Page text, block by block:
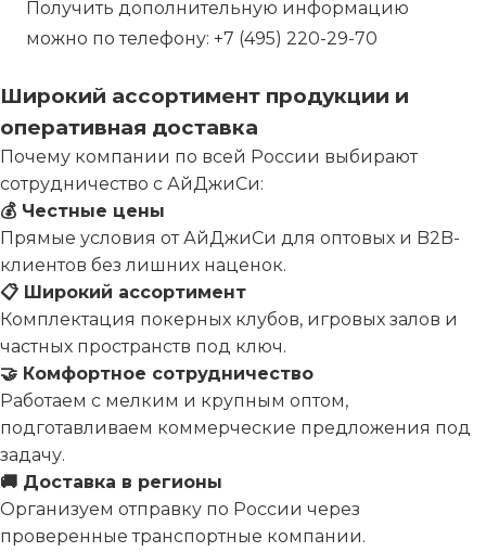
Получить дополнительную информацию
можно по телефону: +7 (495) 220-29-70
Широкий ассортимент продукции и
оперативная доставка
Почему компании по всей России выбирают
сотрудничество с АйДжиСи:
💰 Честные цены
Прямые условия от АйДжиСи для оптовых и B2B-
клиентов без лишних наценок.
📋 Широкий ассортимент
Комплектация покерных клубов, игровых залов и
частных пространств под ключ.
🤝 Комфортное сотрудничество
Работаем с мелким и крупным оптом,
подготавливаем коммерческие предложения под
задачу.
🚚 Доставка в регионы
Организуем отправку по России через
проверенные транспортные компании.